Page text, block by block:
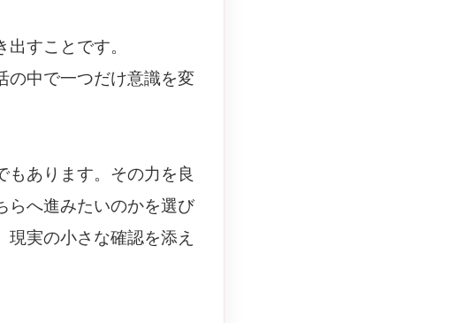
すことです。
の中で一つだけ意識を変
もあります。その力を良
らへ進みたいのかを選び
実の小さな確認を添え